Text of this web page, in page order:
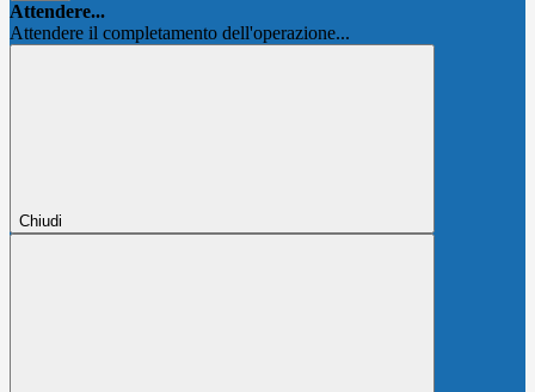
Attendere...
Attendere il completamento dell'operazione...
Chiudi